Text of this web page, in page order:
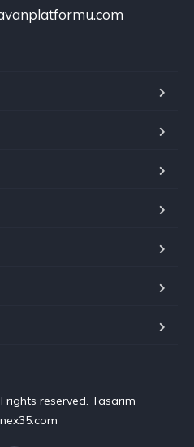
reserved. Tasarım